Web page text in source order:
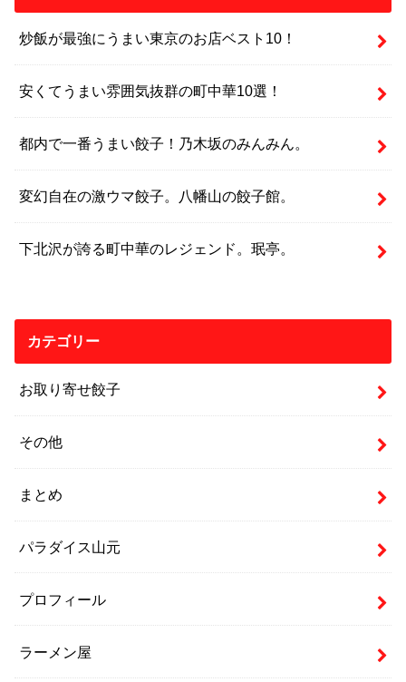
炒飯が最強にうまい東京のお店ベスト10！
安くてうまい雰囲気抜群の町中華10選！
都内で一番うまい餃子！乃木坂のみんみん。
変幻自在の激ウマ餃子。八幡山の餃子館。
下北沢が誇る町中華のレジェンド。珉亭。
カテゴリー
お取り寄せ餃子
その他
まとめ
パラダイス山元
プロフィール
ラーメン屋